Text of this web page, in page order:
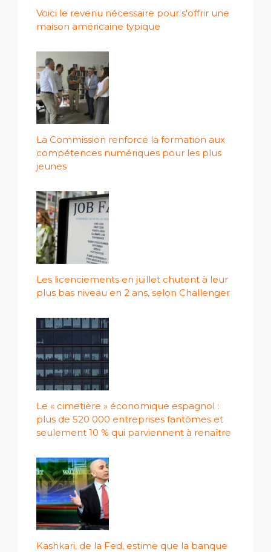
Voici le revenu nécessaire pour s'offrir une
maison américaine typique
La Commission renforce la formation aux
compétences numériques pour les plus
jeunes
Les licenciements en juillet chutent à leur
plus bas niveau en 2 ans, selon Challenger
Le « cimetière » économique espagnol :
plus de 520 000 entreprises fantômes et
seulement 10 % qui parviennent à renaître
Kashkari, de la Fed, estime que la banque